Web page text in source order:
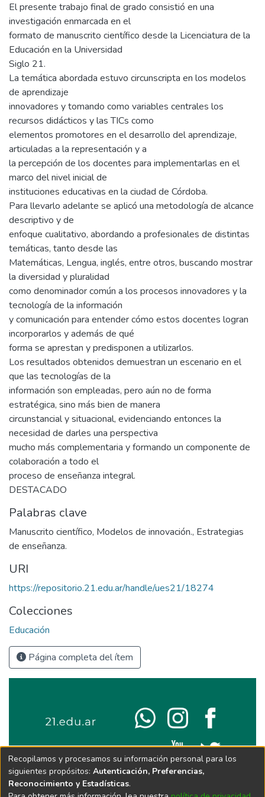
El presente trabajo final de grado consistió en una
investigación enmarcada en el
formato de manuscrito científico desde la Licenciatura de la
Educación en la Universidad
Siglo 21.
La temática abordada estuvo circunscripta en los modelos
de aprendizaje
innovadores y tomando como variables centrales los
recursos didácticos y las TICs como
elementos promotores en el desarrollo del aprendizaje,
articuladas a la representación y a
la percepción de los docentes para implementarlas en el
marco del nivel inicial de
instituciones educativas en la ciudad de Córdoba.
Para llevarlo adelante se aplicó una metodología de alcance
descriptivo y de
enfoque cualitativo, abordando a profesionales de distintas
temáticas, tanto desde las
Matemáticas, Lengua, inglés, entre otros, buscando mostrar
la diversidad y pluralidad
como denominador común a los procesos innovadores y la
tecnología de la información
y comunicación para entender cómo estos docentes logran
incorporarlos y además de qué
forma se aprestan y predisponen a utilizarlos.
Los resultados obtenidos demuestran un escenario en el
que las tecnologías de la
información son empleadas, pero aún no de forma
estratégica, sino más bien de manera
circunstancial y situacional, evidenciando entonces la
necesidad de darles una perspectiva
mucho más complementaria y formando un componente de
colaboración a todo el
proceso de enseñanza integral.
DESTACADO
Palabras clave
Manuscrito científico, Modelos de innovación., Estrategias
de enseñanza.
URI
https://repositorio.21.edu.ar/handle/ues21/18274
Colecciones
Educación
Página completa del ítem
Recopilamos y procesamos su información personal para los
siguientes propósitos: Autenticación, Preferencias,
Reconocimiento y Estadísticas.